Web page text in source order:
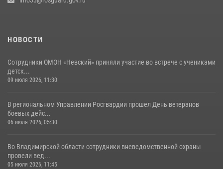
НОВОСТИ
Сотрудники ОМОН «Невский» приняли участие во встрече с учениками
детск...
09 июля 2026, 11:30
В региональном Управлении Росгвардии прошел День ветеранов
боевых дейс...
06 июля 2026, 05:30
Во Владимирской области сотрудники вневедомственной охраны
провели вед...
05 июля 2026, 11:45